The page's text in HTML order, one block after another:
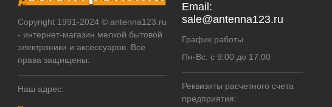
Copyright 1991-2024 © antenna123.ru
- интернет-магазин мелкой бытовой
электроники и аксессуаров. Все
права защищены.
Наш адрес:
Email:
sale@antenna123.ru
График работы
Пн-Вс: с 9:00 до 17:00
Реквизиты расчетного счета
предприятия: